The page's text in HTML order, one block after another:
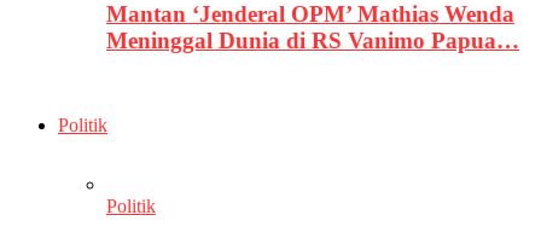
Mantan ‘Jenderal OPM’ Mathias Wenda
Meninggal Dunia di RS Vanimo Papua…
Politik
Politik